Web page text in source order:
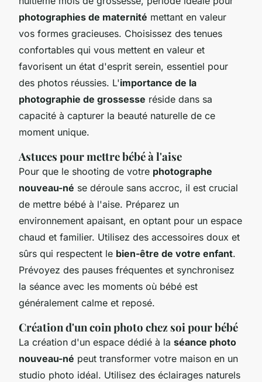
photographies de maternité mettant en valeur
vos formes gracieuses. Choisissez des tenues
confortables qui vous mettent en valeur et
favorisent un état d'esprit serein, essentiel pour
des photos réussies. L'importance de la
photographie de grossesse réside dans sa
capacité à capturer la beauté naturelle de ce
moment unique.
Astuces pour mettre bébé à l'aise
Pour que le shooting de votre photographe
nouveau-né se déroule sans accroc, il est crucial
de mettre bébé à l'aise. Préparez un
environnement apaisant, en optant pour un espace
chaud et familier. Utilisez des accessoires doux et
sûrs qui respectent le bien-être de votre enfant.
Prévoyez des pauses fréquentes et synchronisez
la séance avec les moments où bébé est
généralement calme et reposé.
Création d'un coin photo chez soi pour bébé
La création d'un espace dédié à la séance photo
nouveau-né peut transformer votre maison en un
studio photo idéal. Utilisez des éclairages naturels